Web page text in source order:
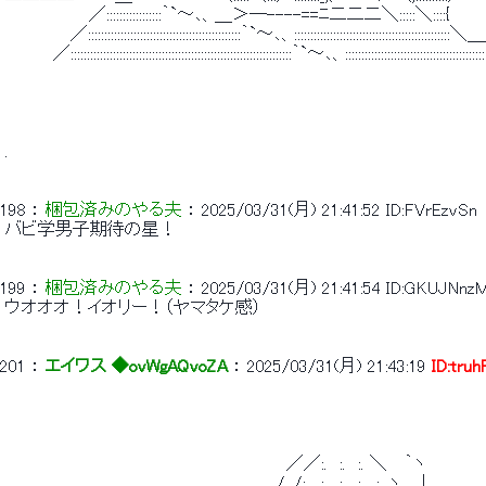
／:::::::::::::::::｀`～､、＿＞―----==ﾆ二二二＼:::::＼::::{　　　 ￣
／:::::::::::::::::::::::::::::::::::::::::::::::｀`～､、::::::::::::::::::::::::::::::::::::::::::::::::
／::::::::::::::::::::::::::::::::::::::::::::::::::::::::::::::::::::｀`～､、
198 ： 梱包済みのやる夫 ： 2025/03/31(月) 21:41:52 ID:FVrEzvSn
バビ学男子期待の星！
199 ： 梱包済みのやる夫 ： 2025/03/31(月) 21:41:54
ウオオオ！イオリー！（ヤマタケ感）
201 ： エイワス ◆ovWgAQvoZA ： 2025/03/31(月) 21:43:19
／／:.　:.　:. ＼　 ｀ヽ　　　　　　　　　　　